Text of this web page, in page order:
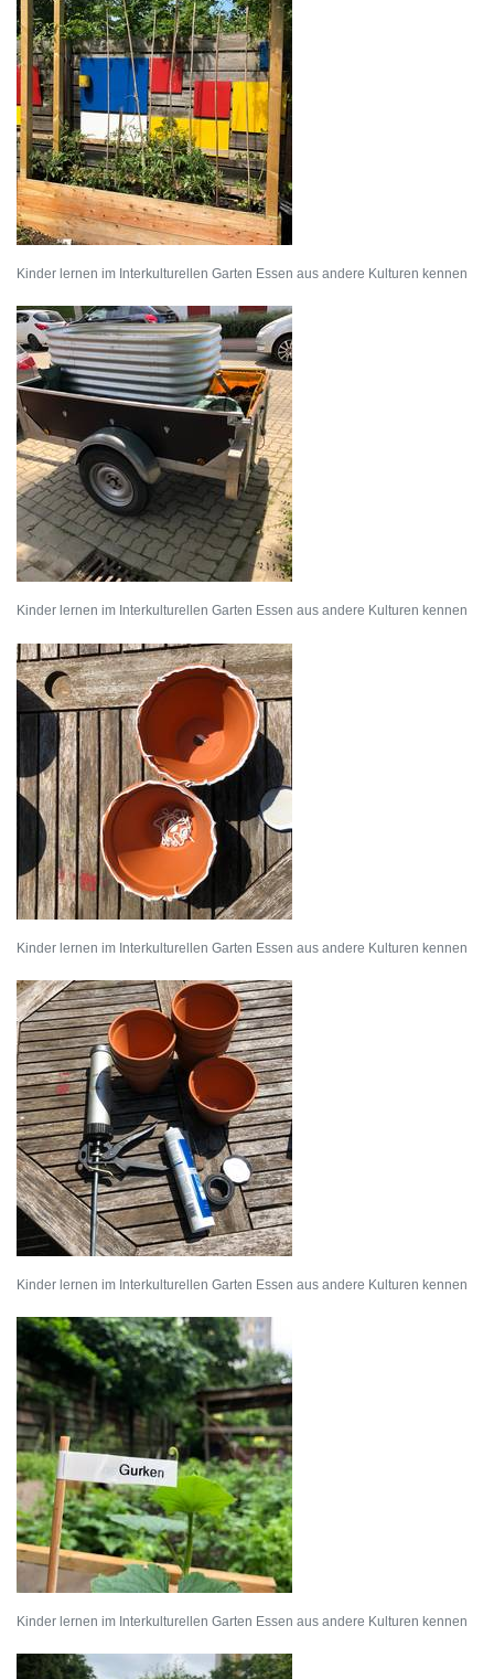
Kinder lernen im Interkulturellen Garten Essen aus andere Kulturen kennen
Kinder lernen im Interkulturellen Garten Essen aus andere Kulturen kennen
Kinder lernen im Interkulturellen Garten Essen aus andere Kulturen kennen
Kinder lernen im Interkulturellen Garten Essen aus andere Kulturen kennen
Kinder lernen im Interkulturellen Garten Essen aus andere Kulturen kennen